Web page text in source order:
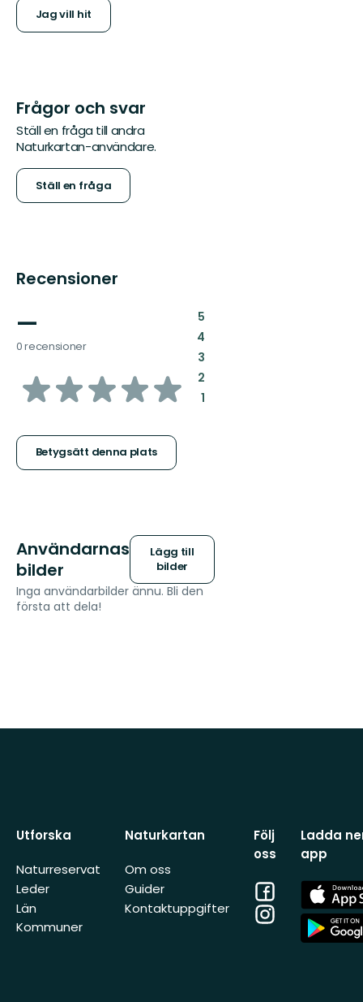
Jag vill hit
Frågor och svar
Ställ en fråga till andra
Naturkartan-användare.
Ställ en fråga
Recensioner
—
0 recensioner
av
stjärnor
Betygsätt denna plats
5:
4:
3:
2:
1:
Användarnas
bilder
Lägg till
bilder
Inga användarbilder ännu. Bli den
första att dela!
Utforska
Naturreservat
Leder
Län
Kommuner
Naturkartan
Om oss
Guider
Kontaktuppgifter
Följ
oss
Facebook
Instagram
Ladda
app
App
Store
App
Store